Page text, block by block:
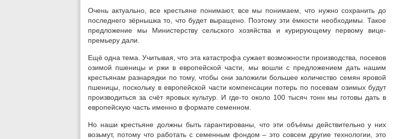
Очень актуально, все крестьяне понимают, все мы понимаем, что нужно сохранить до
последнего зёрнышка то, что будет выращено. Поэтому эти ёмкости необходимы. Такое
предложение мы Министерству сельского хозяйства и курирующему первому вице-
премьеру дали.
Ещё одна тема. Учитывая, что эта катастрофа сужает возможности производства, посевов
озимой пшеницы и ржи в европейской части, мы вошли с предложением дать нашим
крестьянам разнарядки по тому, чтобы они заложили большее количество семян яровой
пшеницы, поскольку в европейской части компенсации потерь по посевам озимых будут
производиться за счёт яровых культур. И где-то около 100 тысяч тонн мы готовы дать в
европейскую часть именно в формате семенном.
Но наши крестьяне должны быть гарантированы, что эти объёмы действительно у них
возьмут, потому что работать с семенным фондом – это совсем другие технологии, это